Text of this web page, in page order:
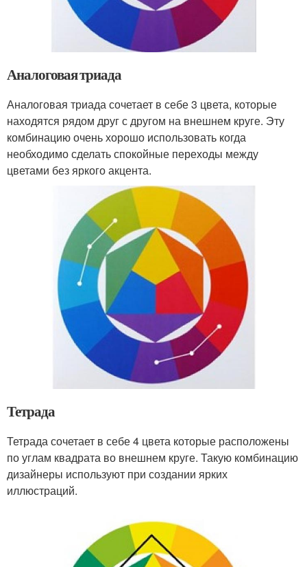
Аналоговая триада
Аналоговая триада сочетает в себе 3 цвета, которые
находятся рядом друг с другом на внешнем круге. Эту
комбинацию очень хорошо использовать когда
необходимо сделать спокойные переходы между
цветами без яркого акцента.
Тетрада
Тетрада сочетает в себе 4 цвета которые расположены
по углам квадрата во внешнем круге. Такую комбинацию
дизайнеры используют при создании ярких
иллюстраций.